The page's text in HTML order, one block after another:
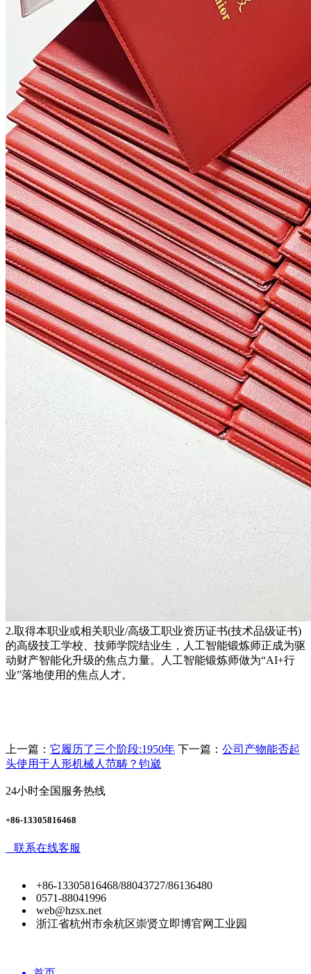
2.取得本职业或相关职业/高级工职业资历证书(技术品级证书)
的高级技工学校、技师学院结业生，人工智能锻炼师正成为驱
动财产智能化升级的焦点力量。人工智能锻炼师做为“AI+行
业”落地使用的焦点人才。
上一篇： 它履历了三个阶段:1950年 下一篇： 公司产物能否起
头使用于人形机械人范畴？钧崴
24小时全国服务热线
+86-13305816468
联系在线客服
+86-13305816468/88043727/86136480
0571-88041996
web@hzsx.net
浙江省杭州市余杭区崇贤立即博官网工业园